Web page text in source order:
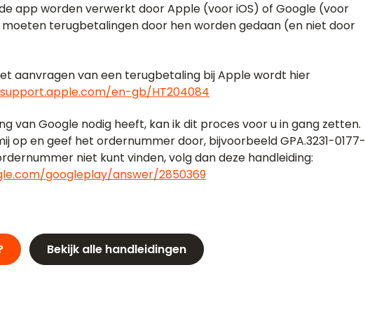
app worden verwerkt door Apple (voor iOS) of Google (voor
terugbetalingen door hen worden gedaan (en niet door
aanvragen van een terugbetaling bij Apple wordt hier
en-gb/HT204084
van Google nodig heeft, kan ik dit proces voor u in gang zetten.
op en geef het ordernummer door, bijvoorbeeld GPA.3231-0177-
niet kunt vinden, volg dan deze handleiding:
googleplay/answer/2850369
Bekijk alle handleidingen